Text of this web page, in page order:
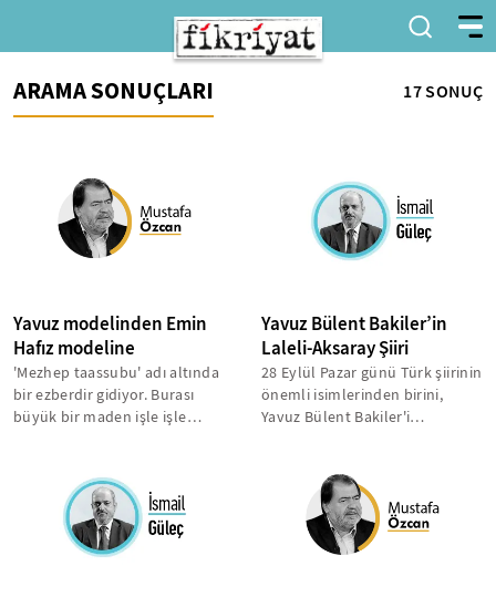
ARAMA SONUÇLARI 17 SONUÇ
Yavuz modelinden Emin
Hafız modeline
'Mezhep taassubu' adı altında
bir ezberdir gidiyor. Burası
büyük bir maden işle işle
Yavuz Bülent Bakiler’in
Laleli-Aksaray Şiiri
28 Eylül Pazar günü Türk şiirinin
önemli isimlerinden birini,
Yavuz Bülent Bakiler'i